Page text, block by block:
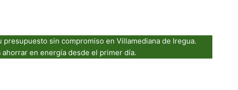
presupuesto sin compromiso en Villamediana de Iregua.
en energía desde el primer día.